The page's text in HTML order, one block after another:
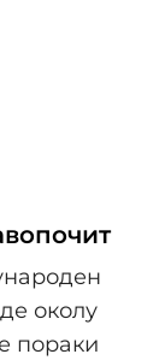
околу
пораки